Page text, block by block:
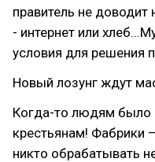
правитель не
- интернет или
условия для решения
Новый лозунг ждут
Когда-то людям
крестьянам! Фабрики
никто обрабатывать